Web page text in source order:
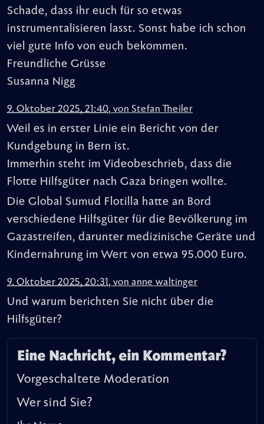
Schade, dass ihr euch für so etwas
instrumentalisieren lasst. Sonst habe ich schon
viel gute Info von euch bekommen.
Freundliche Grüsse
Susanna Nigg
9. Oktober 2025, 21:40, von Stefan Theiler
Weil es in erster Linie ein Bericht von der
Kundgebung in Bern ist.
Immerhin steht im Videobeschrieb, dass die
Flotte Hilfsgüter nach Gaza bringen wollte.
Die Global Sumud Flotilla hatte an Bord
verschiedene Hilfsgüter für die Bevölkerung im
Gazastreifen, darunter medizinische Geräte und
Kindernahrung im Wert von etwa 95.000 Euro.
9. Oktober 2025, 20:31 , von anne waltinger
Und warum berichten Sie nicht über die
Hilfsgüter?
Eine Nachricht, ein Kommentar?
Vorgeschaltete Moderation
Wer sind Sie?